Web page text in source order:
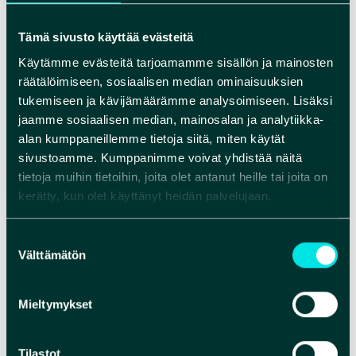
Tämä sivusto käyttää evästeitä
Käytämme evästeitä tarjoamamme sisällön ja mainosten
räätälöimiseen, sosiaalisen median ominaisuuksien
tukemiseen ja kävijämäärämme analysoimiseen. Lisäksi
jaamme sosiaalisen median, mainosalan ja analytiikka-
alan kumppaneillemme tietoja siitä, miten käytät
sivustoamme. Kumppanimme voivat yhdistää näitä
tietoja muihin tietoihin, joita olet antanut heille tai joita on
kerätty, kun olet käyttänyt heidän palvelujaan.
valinta
Välttämätön
Mieltymykset
Geplaatst op27 februari 2024
[…]
Lees verder…from Vissen
Geplaatst inAktiviteetit
LANGLAUFEN IN ROKUA GEOPARK
SNEEUWSCHOENWANDELEN